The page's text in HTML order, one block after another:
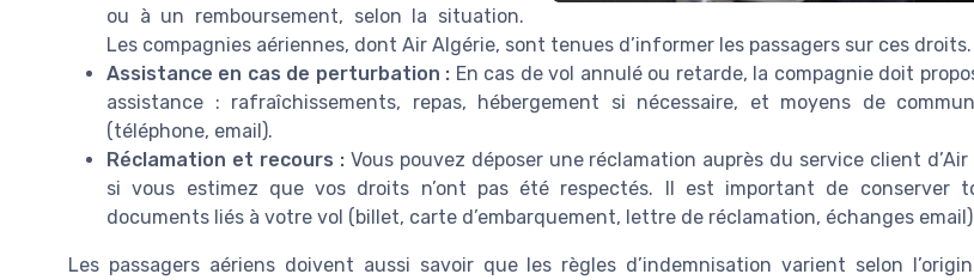
ou à un remboursement, selon la situation.
Les compagnies aériennes, dont Air Algérie, sont tenues d’informer les passagers sur ces droits.
Assistance en cas de perturbation : En cas de vol annulé ou retarde, la compagnie doit
assistance : rafraîchissements, repas, hébergement si nécessaire, et moyens de
(téléphone, email).
Réclamation et recours :Vous pouvez déposer une réclamation auprès du service client d’Air
si vous estimez que vos droits n’ont pas été respectés. Il est important de conserver
documents liés à votre vol (billet, carte d’embarquement, lettre de réclamation, échanges
Les passagers aériens doivent aussi savoir que les règles d’indemnisation varient selon